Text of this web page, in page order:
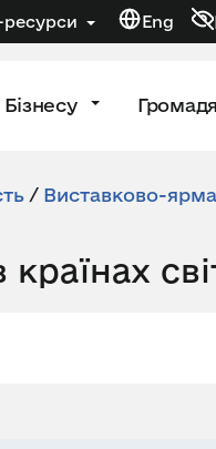
Eng
Бізнесу
/ Виставково-